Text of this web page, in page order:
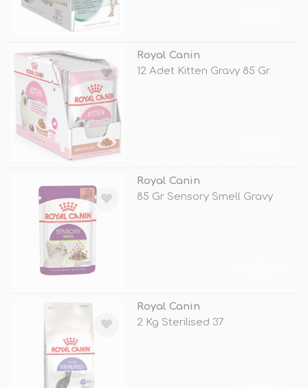
Royal Canin
12 Adet Kitten Gravy 85 Gr
Royal Canin
85 Gr Sensory Smell Gravy
Royal Canin
2 Kg Sterilised 37